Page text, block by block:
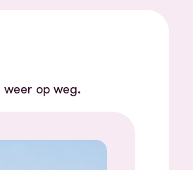
op weg.